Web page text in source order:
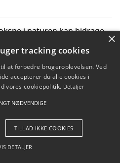
i naturen kan bidrage
vigtige datoer for CO2-
- Pilanto Aps
×
tracking cookies
at forbedre brugeroplevelsen. Ved
accepterer du alle cookies i
vores cookiepolitik. Detaljer
NØDVENDIGE
TILLAD IKKE COOKIES
DETALJER